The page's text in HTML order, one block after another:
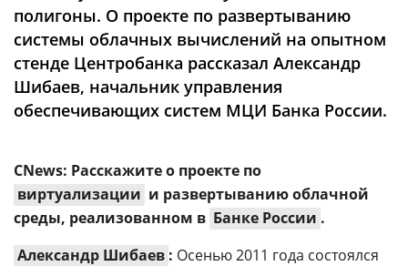
Реклама
Вакансии
Контакты
Telegram
Дзен
VK
Rutube
полигоны. О проекте по развертыванию
системы облачных вычислений на опытном
стенде Центробанка рассказал Александр
Шибаев, начальник управления
обеспечивающих систем МЦИ Банка России.
CNews: Расскажите о проекте по
виртуализации и развертыванию облачной
среды, реализованном в Банке России .
Александр Шибаев : Осенью 2011 года состоялся